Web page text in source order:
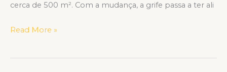
cerca de 500 m². Com a mudança, a grife passa a ter ali
Read More »